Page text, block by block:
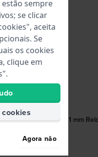
LTP-1234 21 mm
sempre
se clicar
aceita
Se
os cookies
clique em
Agora não